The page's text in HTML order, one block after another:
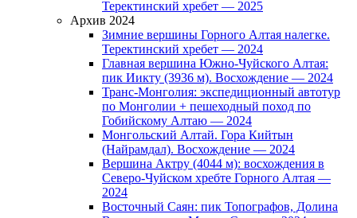
Теректинский хребет — 2025
Архив 2024
Зимние вершины Горного Алтая налегке.
Теректинский хребет — 2024
Главная вершина Южно-Чуйского Алтая:
пик Иикту (3936 м). Восхождение — 2024
Транс-Монголия: экспедиционный автотур
по Монголии + пешеходный поход по
Гобийскому Алтаю — 2024
Монгольский Алтай. Гора Кийтын
(Найрамдал). Восхождение — 2024
Вершина Актру (4044 м): восхождения в
Северо-Чуйском хребте Горного Алтая —
2024
Восточный Саян: пик Топографов, Долина